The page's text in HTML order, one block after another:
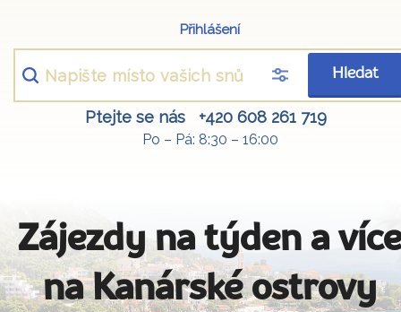
Přihlášení
Hledat
Ptejte se nás +420 608 261 719
Po – Pá: 8:30 – 16:00
Zájezdy na týden a
na Kanárské ostrovy